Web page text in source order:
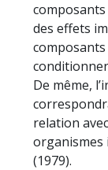
composants
des effets
De même,
relation
organismes
(1979).